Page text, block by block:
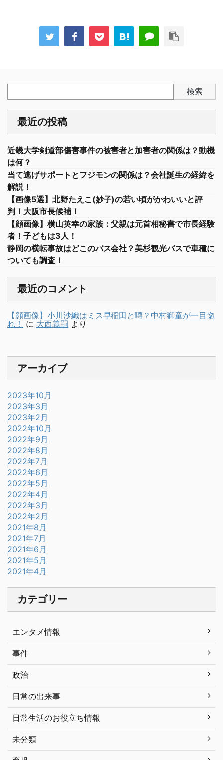
検索
最近の投稿
近畿大学剣道部傷害事件の被害者と加害者の関係は？動機
は何？
当て逃げサポートとフジモンの関係は？会社誕生の経緯を
解説！
【画像5選】北野たえこ(妙子)の若い頃がかわいいと評
判！大阪市長候補！
【顔画像】横山英幸の家族：父親は元首相秘書で市長経験
者！子どもは3人！
静岡の横転事故はどこのバス会社？美杉観光バスで車種に
ついても調査！
最近のコメント
【顔画像】小川沙織はミス早稲田と噂？中村獅童が一目惚
れ！
に 大西義嗣 より
アーカイブ
2023年10月
2023年3月
2023年2月
2022年10月
2022年9月
2022年8月
2022年7月
2022年6月
2022年5月
2022年4月
2022年3月
2022年2月
2021年8月
2021年7月
2021年6月
2021年5月
2021年4月
カテゴリー
エンタメ情報
事件
政治
日常の出来事
日常生活のお役立ち情報
未分類